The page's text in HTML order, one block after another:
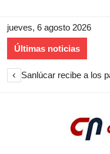
jueves, 6 agosto 2026
Últimas noticias
‹